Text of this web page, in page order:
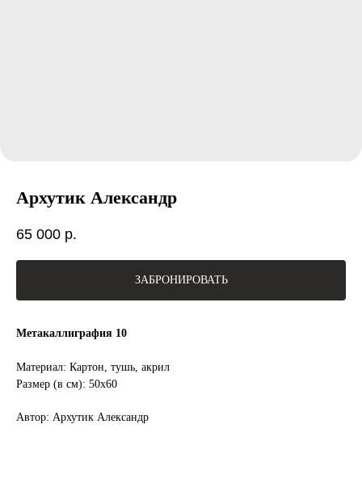
Архутик Александр
65 000 р.
ЗАБРОНИРОВАТЬ
Метакаллиграфия 10
Материал: Картон, тушь, акрил
Размер (в см): 50х60
Автор: Архутик Александр